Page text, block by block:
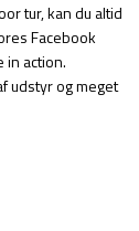
tur, kan du altid
Facebook
in action.
udstyr og meget